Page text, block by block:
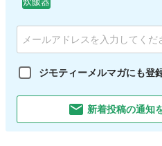
ジモティーメルマガにも登
新着投稿の通知